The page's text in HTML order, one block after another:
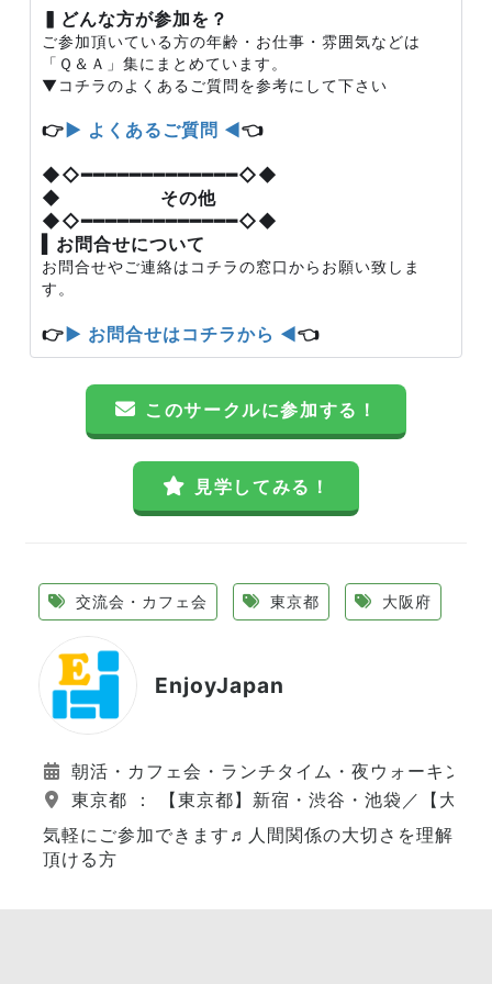
▍どんな方が参加を？
ご参加頂いている方の年齢・お仕事・雰囲気などは
「Ｑ＆Ａ」集にまとめています。
▼コチラのよくあるご質問を参考にして下さい
👉▶ よくあるご質問 ◀👈
◆◇━━━━━━━━━━━━━◇◆
◆ その他
◆◇━━━━━━━━━━━━━◇◆
▍お問合せについて
お問合せやご連絡はコチラの窓口からお願い致しま
す。
👉▶ お問合せはコチラから ◀👈
このサークルに参加する！
見学してみる！
交流会・カフェ会 東京都 大阪府
EnjoyJapan
朝活・カフェ会・ランチタイム・夜ウォーキング
東京都 ： 【東京都】新宿・渋谷・池袋／【大阪
気軽にご参加できます♬人間関係の大切さを理解
頂ける方